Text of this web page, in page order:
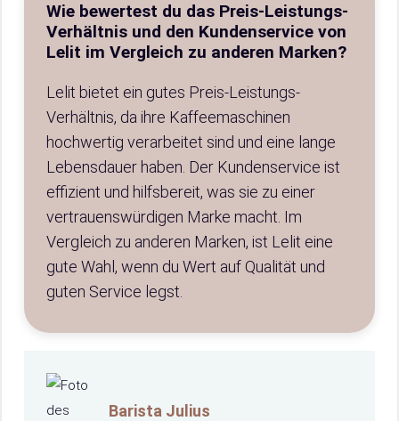
Wie bewertest du das Preis-Leistungs-
Verhältnis und den Kundenservice von
Lelit im Vergleich zu anderen Marken?
Lelit bietet ein gutes Preis-Leistungs-
Verhältnis, da ihre Kaffeemaschinen
hochwertig verarbeitet sind und eine lange
Lebensdauer haben. Der Kundenservice ist
effizient und hilfsbereit, was sie zu einer
vertrauenswürdigen Marke macht. Im
Vergleich zu anderen Marken, ist Lelit eine
gute Wahl, wenn du Wert auf Qualität und
guten Service legst.
Barista Julius